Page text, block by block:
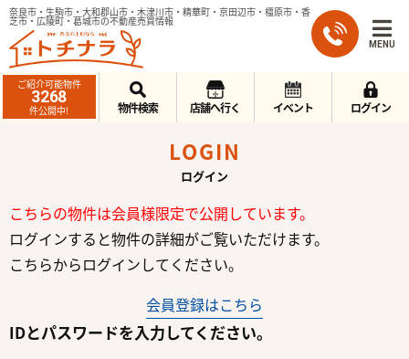
奈良市・生駒市・大和郡山市・木津川市・精華町・京田辺市・橿原市・香
芝市・広陵町・葛城市の不動産売買情報
MENU
ご紹介可能物件
3268
件公開中! 物件検索 店舗へ行く イベント ログイン
LOGIN
ログイン
こちらの物件は会員様限定で公開しています。
ログインすると物件の詳細がご覧いただけます。
こちらからログインしてください。
会員登録はこちら
IDとパスワードを入力してください。